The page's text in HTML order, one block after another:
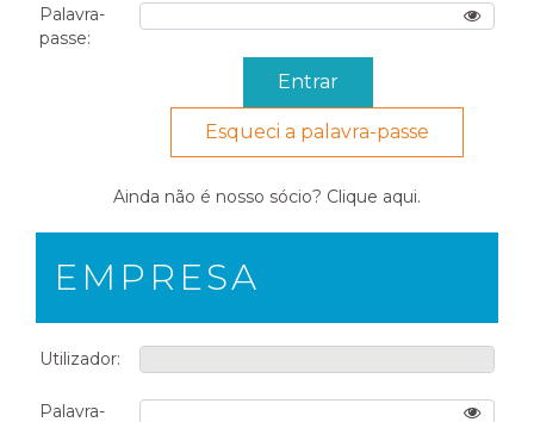
Palavra-
passe:
Esqueci a palavra-passe
Ainda não é nosso sócio? Clique aqui.
EMPRESA
Utilizador:
Palavra-